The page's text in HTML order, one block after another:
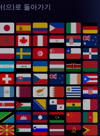
(으)로 돌아가기